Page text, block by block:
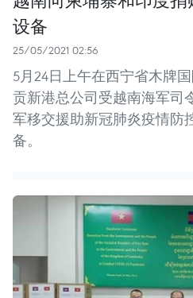
设备
25/05/2021 02:56
5月24日上午在西宁省木牌
贡新港总公司受越南海军司
军移交援助新冠肺炎疫情防
备。